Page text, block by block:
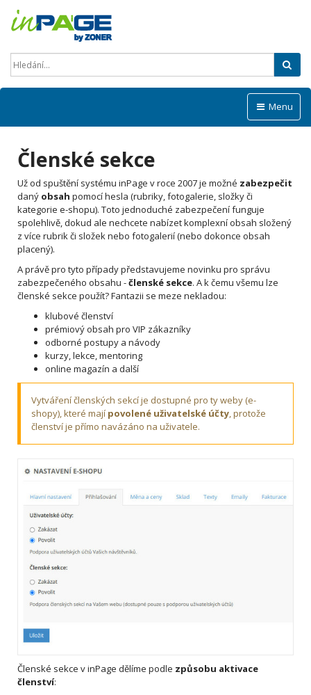
Menu
Členské sekce
Už od spuštění systému inPage v roce 2007 je možné zabezpečit
daný obsah pomocí hesla (rubriky, fotogalerie, složky či
kategorie e-shopu). Toto jednoduché zabezpečení funguje
spolehlivě, dokud ale nechcete nabízet komplexní obsah složený
z více rubrik či složek nebo fotogalerií (nebo dokonce obsah
placený).
A právě pro tyto případy představujeme novinku pro správu
zabezpečeného obsahu -členské sekce. A k čemu všemu lze
členské sekce použít? Fantazii se meze nekladou:
klubové členství
prémiový obsah pro VIP zákazníky
odborné postupy a návody
kurzy, lekce, mentoring
online magazín a další
Vytváření členských sekcí je dostupné pro ty weby (e-
shopy), které mají povolené uživatelské účty, protože
členství je přímo navázáno na uživatele.
Členské sekce v inPage dělíme podle způsobu aktivace
členství: